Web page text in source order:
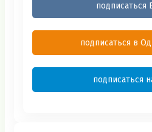
подписаться
подписаться в
подписаться